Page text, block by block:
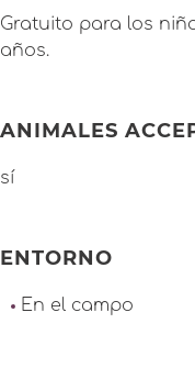
Gratuito para los
años.
ANIMALES
sí
ENTORNO
En el campo